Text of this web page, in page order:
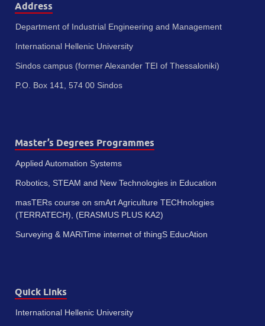
Address
Department of Industrial Engineering and Management
International Hellenic University
Sindos campus (former Alexander TEI of Thessaloniki)
P.O. Box 141, 574 00 Sindos
Master’s Degrees Programmes
Applied Automation Systems
Robotics, STEAM and New Technologies in Education
masTERs course on smArt Agriculture TECHnologies
(TERRATECH), (ERASMUS PLUS KA2)
Surveying & MARiTime internet of thingS EducAtion
Quick Links
International Hellenic University